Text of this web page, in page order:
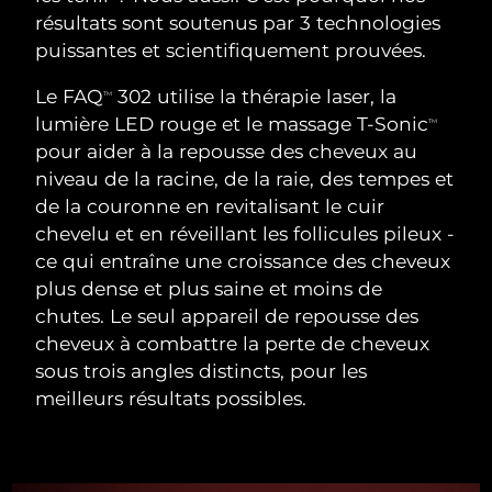
résultats sont soutenus par 3 technologies
puissantes et scientifiquement prouvées.
Le FAQTM
302 utilise la thérapie laser, la
lumière LED rouge et le massage T-SonicTM
pour aider à la repousse des cheveux au
niveau de la racine, de la raie, des tempes et
de la couronne en revitalisant le cuir
chevelu et en réveillant les follicules pileux -
ce qui entraîne une croissance des cheveux
plus dense et plus saine et moins de
chutes. Le seul appareil de repousse des
cheveux à combattre la perte de cheveux
sous trois angles distincts, pour les
meilleurs résultats possibles.
Nettoyage du visage
LUNA™ 4 coffret
Anti-aging massage
LUNA™ 4 Plus
Massage, LED heating
LUNA™ 4 Men
Lifting
BEAR™ 2 coffret
Microcurrent toning
BEAR™ 2 go
Microcurrent toning on-the-go
BEAR™ 2 eyes & lips
Hydratation
UFO™ 3 coffret
Deep facial hydration
UFO™ 3 LED
Soin bucco-dentaire
issa™ 4
Hybrid silicone sonic toothbrush
issa™ 4 plus
FAQ™ TRAITEMENT ANTI-ÂGE
NEW
Autriche Livraison estimée8/12/26
Bahreïn Livraison estimée
Belgique Livraison estimée
Bermudes Livraison estimée8/18/26
Bosnie-Herzégovine Livraison estimée8/15/26
Brunei Livraison estimée
Bulgarie Livraison estimée8/12/26
Canada Livraison estimée